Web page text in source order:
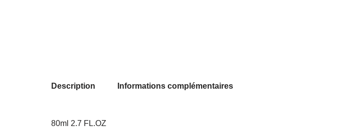
Description Informations complémentaires
80ml 2.7 FL.OZ